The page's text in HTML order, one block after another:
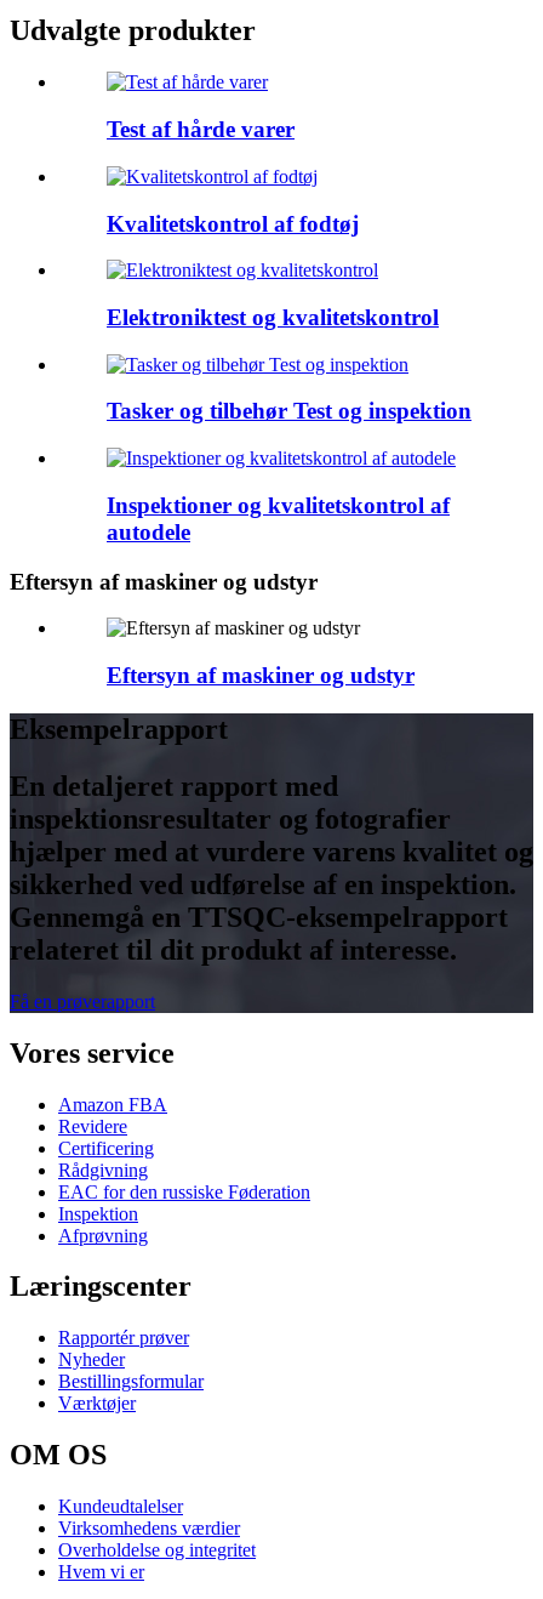
Udvalgte produkter
Test af hårde varer
Kvalitetskontrol af fodtøj
Elektroniktest og kvalitetskontrol
Tasker og tilbehør Test og inspektion
Inspektioner og kvalitetskontrol af
autodele
Eftersyn af maskiner og udstyr
Eftersyn af maskiner og udstyr
Eksempelrapport
En detaljeret rapport med
inspektionsresultater og fotografier
hjælper med at vurdere varens kvalitet og
sikkerhed ved udførelse af en inspektion.
Gennemgå en TTSQC-eksempelrapport
relateret til dit produkt af interesse.
Få en prøverapport
Vores service
Amazon FBA
Revidere
Certificering
Rådgivning
EAC for den russiske Føderation
Inspektion
Afprøvning
Læringscenter
Rapportér prøver
Nyheder
Bestillingsformular
Værktøjer
OM OS
Kundeudtalelser
Virksomhedens værdier
Overholdelse og integritet
Hvem vi er